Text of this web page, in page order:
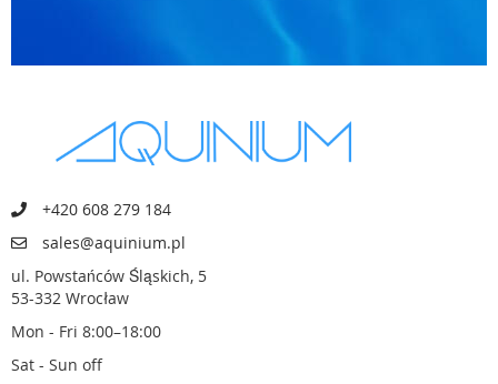
+420 608 279 184
sales@aquinium.pl
ul. Powstańców Śląskich, 5
53-332 Wrocław
Mon - Fri 8:00–18:00
Sat - Sun off